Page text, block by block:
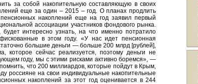
за собой накопительную составляющую в своих
еще за один – 2015 – год. О планах продлить
накоплений еще на год заявил первый
ассоциации участников фондового рынка.
интересно узнать, на что именно потратило
в этом году. «У нас идет пенсионная
большие деньги — больше 200 млрд [рублей],
сейчас реализуется, поэтому деньги не
году, мы с этими рисками активно боремся», —
что 200 миллиардов, которые пойдут в Крым,
россияне на свои индивидуальные накопительные
накоплений за этот год оценивается в 244